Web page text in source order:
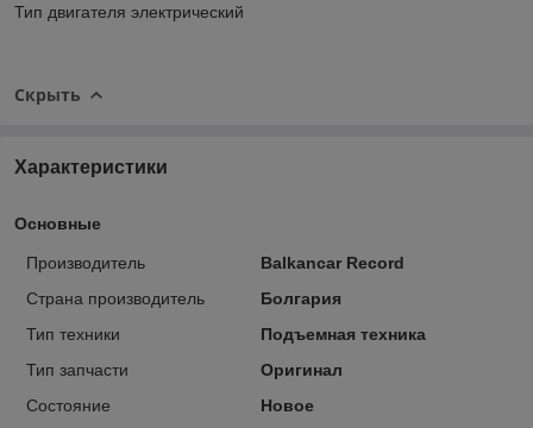
Тип двигателя электрический
Скрыть
Характеристики
Основные
Производитель
Balkancar Record
Страна производитель
Болгария
Тип техники
Подъемная техника
Тип запчасти
Оригинал
Состояние
Новое